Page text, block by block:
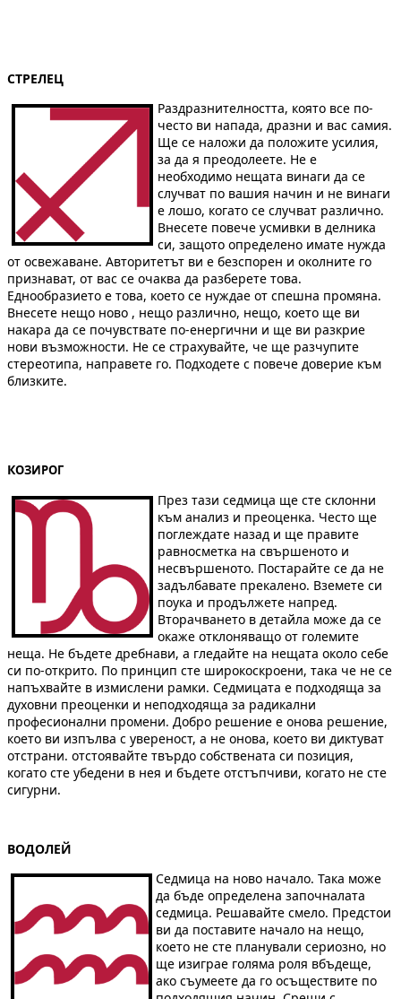
СТРЕЛЕЦ
Раздразнителността, която все по-
често ви напада, дразни и вас самия.
Ще се наложи да положите усилия,
за да я преодолеете. Не е
необходимо нещата винаги да се
случват по вашия начин и не винаги
е лошо, когато се случват различно.
Внесете повече усмивки в делника
си, защото определено имате нужда
от освежаване. Авторитетът ви е безспорен и околните го
признават, от вас се очаква да разберете това.
Еднообразието е това, което се нуждае от спешна промяна.
Внесете нещо ново , нещо различно, нещо, което ще ви
накара да се почувствате по-енергични и ще ви разкрие
нови възможности. Не се страхувайте, че ще разчупите
стереотипа, направете го. Подходете с повече доверие към
близките.
КОЗИРОГ
През тази седмица ще сте склонни
към анализ и преоценка. Често ще
поглеждате назад и ще правите
равносметка на свършеното и
несвършеното. Постарайте се да не
задълбавате прекалено. Вземете си
поука и продължете напред.
Вторачването в детайла може да се
окаже отклоняващо от големите
неща. Не бъдете дребнави, а гледайте на нещата около себе
си по-открито. По принцип сте широкоскроени, така че не се
напъхвайте в измислени рамки. Седмицата е подходяща за
духовни преоценки и неподходяща за радикални
професионални промени. Добро решение е онова решение,
което ви изпълва с увереност, а не онова, което ви диктуват
отстрани. отстоявайте твърдо собствената си позиция,
когато сте убедени в нея и бъдете отстъпчиви, когато не сте
сигурни.
ВОДОЛЕЙ
Седмица на ново начало. Така може
да бъде определена започналата
седмица. Решавайте смело. Предстои
ви да поставите начало на нещо,
което не сте планували сериозно, но
ще изиграе голяма роля вбъдеще,
ако съумеете да го осъществите по